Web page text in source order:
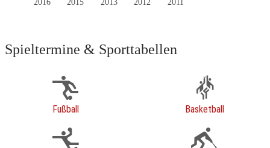
2016 2015 2013 2012 2011
Spieltermine & Sporttabellen
Fußball Basketball